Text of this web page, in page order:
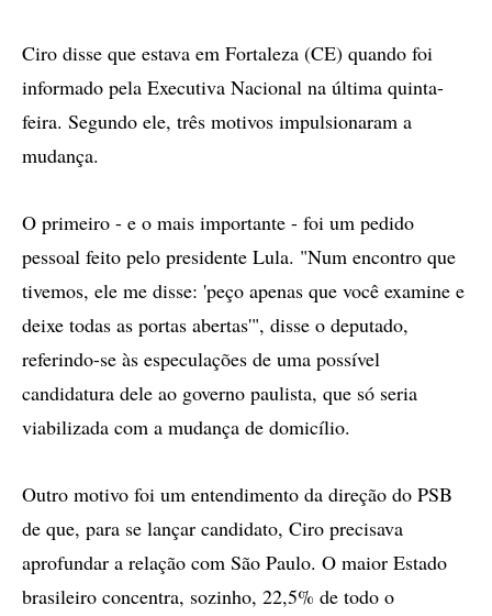
Ciro disse que estava em Fortaleza (CE) quando foi
informado pela Executiva Nacional na última quinta-
feira. Segundo ele, três motivos impulsionaram a
mudança.
O primeiro - e o mais importante - foi um pedido
pessoal feito pelo presidente Lula. "Num encontro que
tivemos, ele me disse: 'peço apenas que você examine e
deixe todas as portas abertas'", disse o deputado,
referindo-se às especulações de uma possível
candidatura dele ao governo paulista, que só seria
viabilizada com a mudança de domicílio.
Outro motivo foi um entendimento da direção do PSB
de que, para se lançar candidato, Ciro precisava
aprofundar a relação com São Paulo. O maior Estado
brasileiro concentra, sozinho, 22,5% de todo o